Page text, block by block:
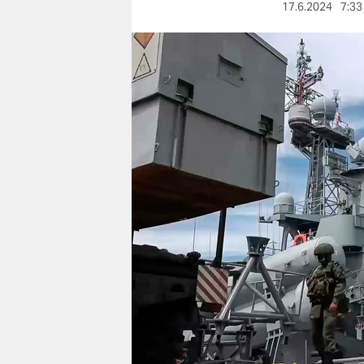
nord
wahrheit
verlag
verlag
veranstaltungen
fragen & hilfe
unterstützen
abo
genossenschaft
17.6.2024